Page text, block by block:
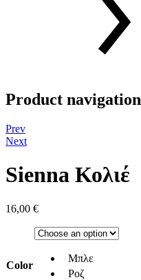
Product navigation
Prev
Next
Sienna Κολιέ
16,00 €
Color
Μπλε
Ροζ